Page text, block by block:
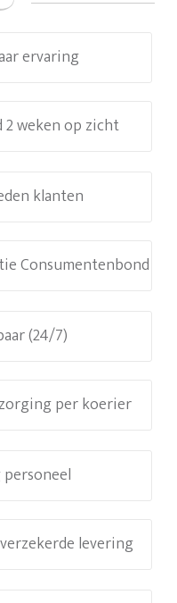
ervaring
weken op zicht
klanten
Consumentenbond
(24/7)
per koerier
levering